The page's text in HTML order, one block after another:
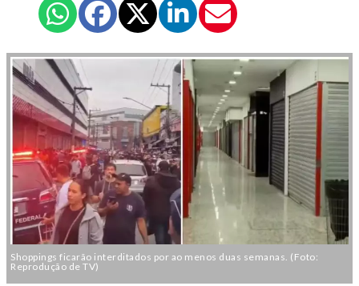
Shoppings ficarão interditados por ao menos duas semanas. (Foto:
Reprodução de TV)